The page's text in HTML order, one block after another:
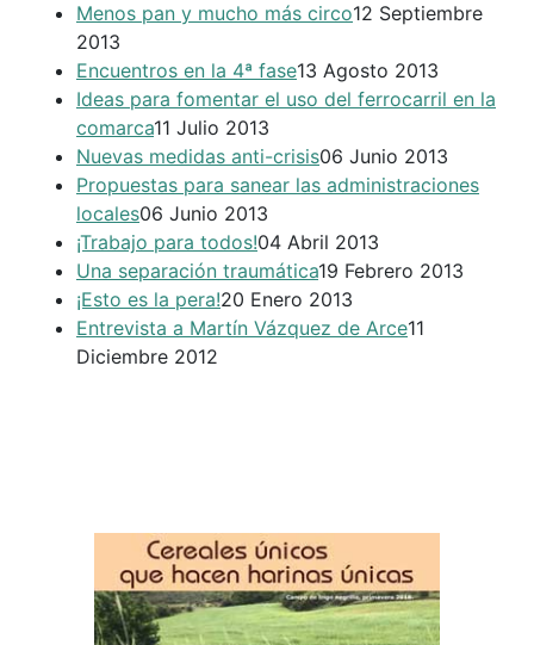
Menos pan y mucho más circo12 Septiembre
2013
Encuentros en la 4ª fase13 Agosto 2013
Ideas para fomentar el uso del ferrocarril en la
comarca11 Julio 2013
Nuevas medidas anti-crisis06 Junio 2013
Propuestas para sanear las administraciones
locales06 Junio 2013
¡Trabajo para todos!04 Abril 2013
Una separación traumática19 Febrero 2013
¡Esto es la pera!20 Enero 2013
Entrevista a Martín Vázquez de Arce11
Diciembre 2012